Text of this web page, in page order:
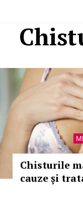
Chisturile
cauze și